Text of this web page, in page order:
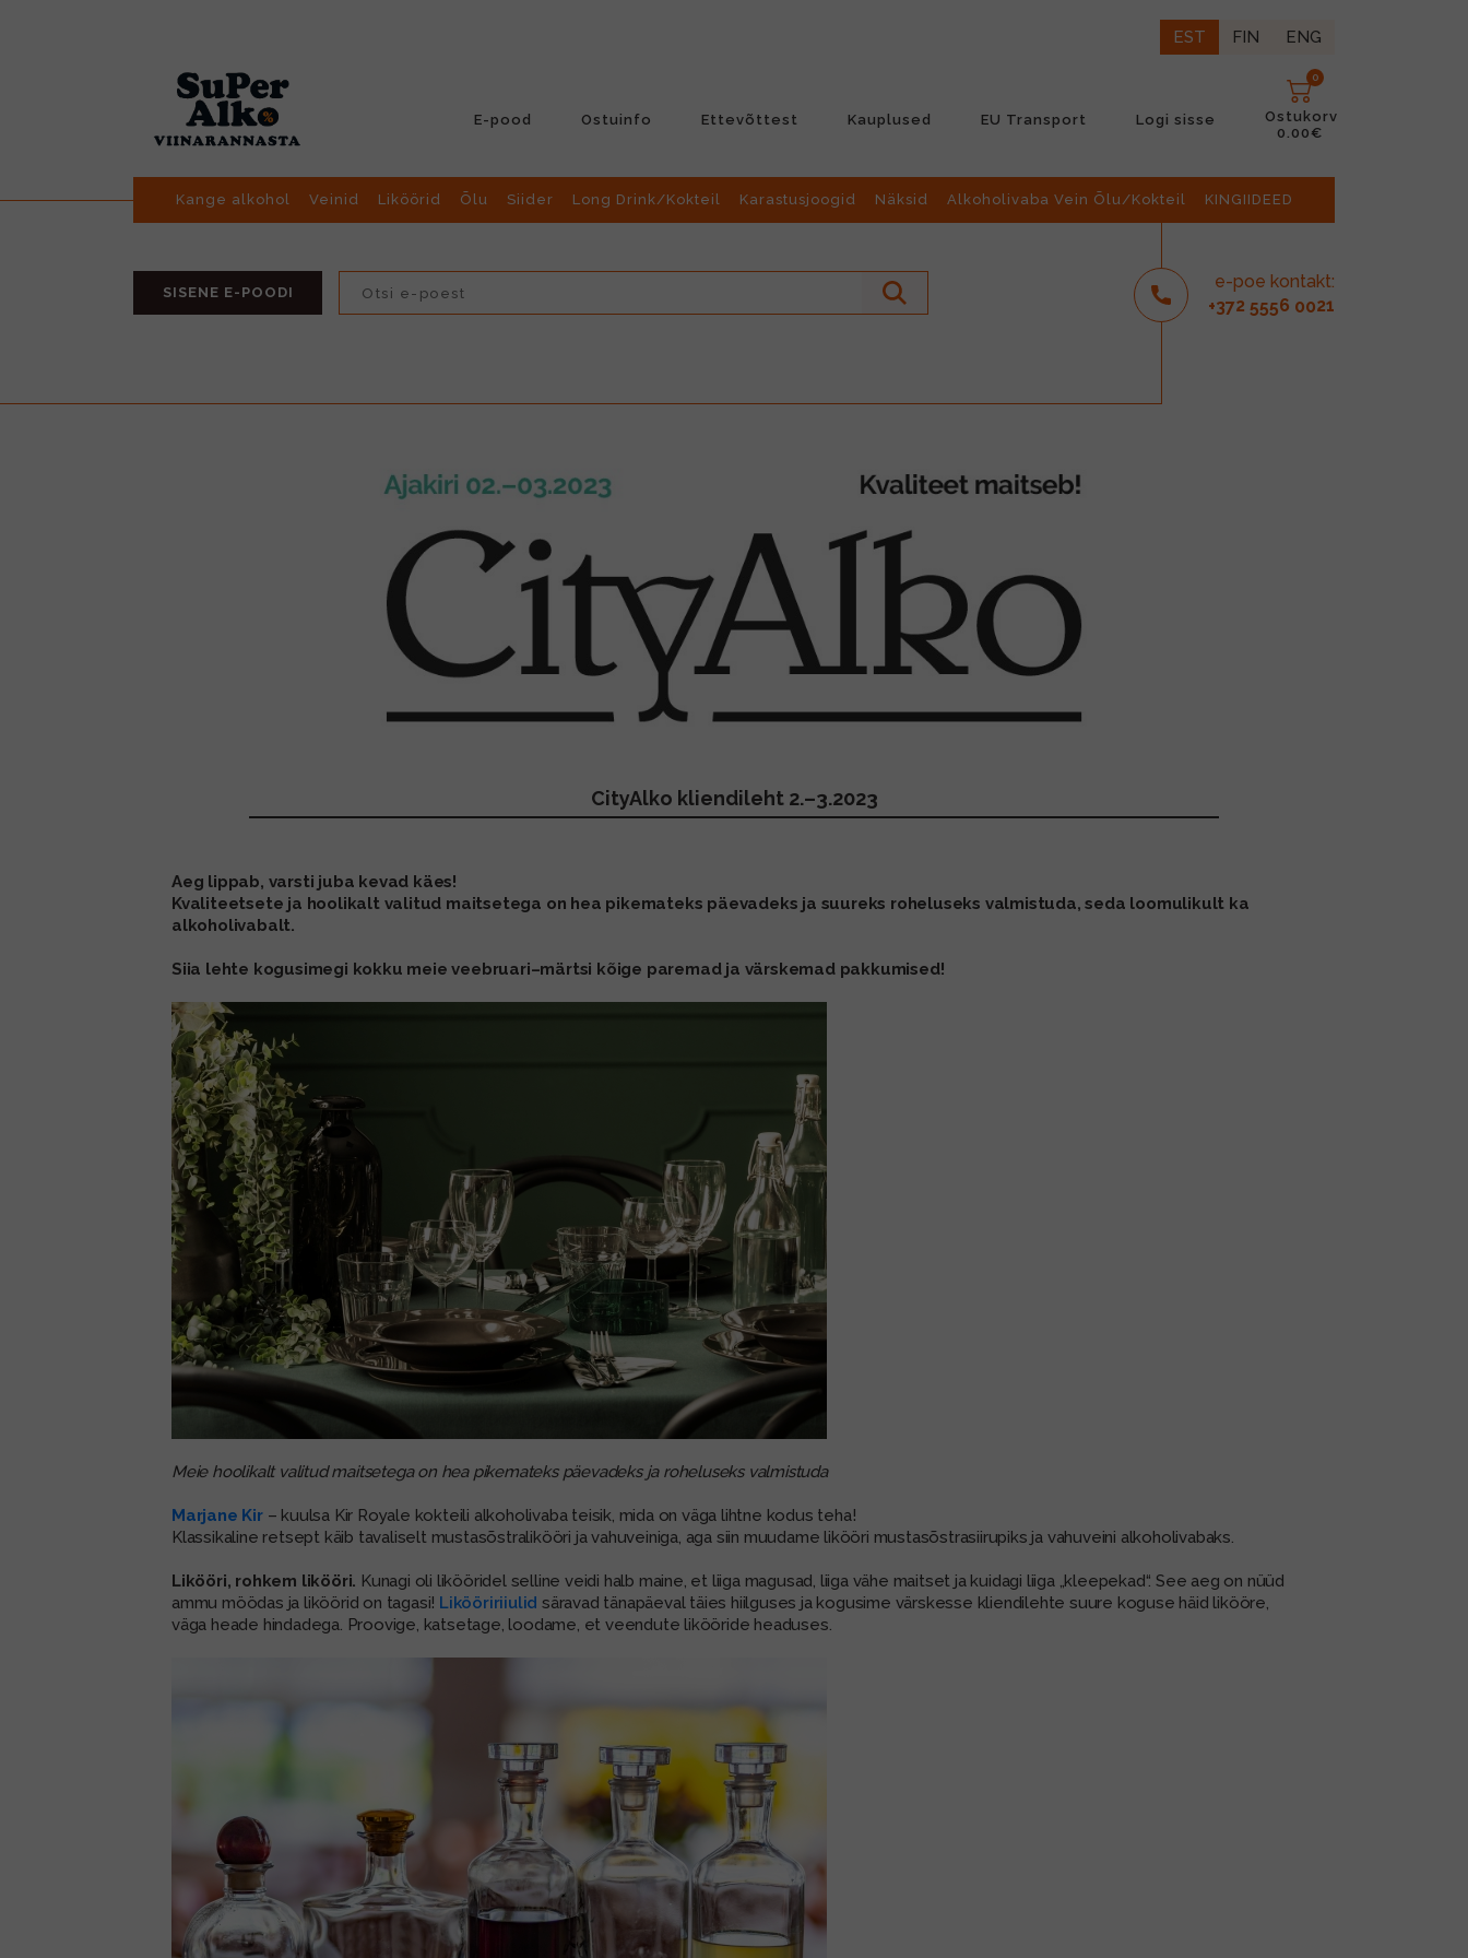
EST FIN ENG
E-pood Ostuinfo Ettevõttest Kauplused EU Transport Logi sisse
0
Ostukorv
0.00€
Kange alkohol Veinid Liköörid Õlu Siider Long Drink/Kokteil Karastusjoogid Näksid Alkoholivaba Vein Õlu/Kokteil KINGIIDEED
SISENE E-POODI
e-poe kontakt:
+372 5556 0021
CityAlko kliendileht 2.–3.2023
Aeg lippab, varsti juba kevad käes!
Kvaliteetsete ja hoolikalt valitud maitsetega on hea pikemateks päevadeks ja suureks roheluseks valmistuda, seda loomulikult ka
alkoholivabalt.
Siia lehte kogusimegi kokku meie veebruari–märtsi kõige paremad ja värskemad pakkumised!
Meie hoolikalt valitud maitsetega on hea pikemateks päevadeks ja roheluseks valmistuda
Marjane Kir– kuulsa Kir Royale kokteili alkoholivaba teisik, mida on väga lihtne kodus teha!
Klassikaline retsept käib tavaliselt mustasõstralikööri ja vahuveiniga, aga siin muudame likööri mustasõstrasiirupiks ja vahuveini alkoholivabaks.
Likööri, rohkem likööri. Kunagi oli likööridel selline veidi halb maine, et liiga magusad, liiga vähe maitset ja kuidagi liiga „kleepekad“. See aeg on nüüd
ammu möödas ja liköörid on tagasi! Likööririiulid säravad tänapäeval täies hiilguses ja kogusime värskesse kliendilehte suure koguse häid likööre,
väga heade hindadega. Proovige, katsetage, loodame, et veendute likööride headuses.